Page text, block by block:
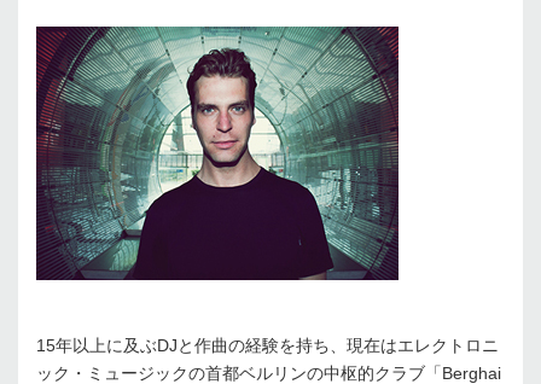
15年以上に及ぶDJと作曲の経験を持ち、現在はエレクトロニ
ック・ミュージックの首都ベルリンの中枢的クラブ「Berghai